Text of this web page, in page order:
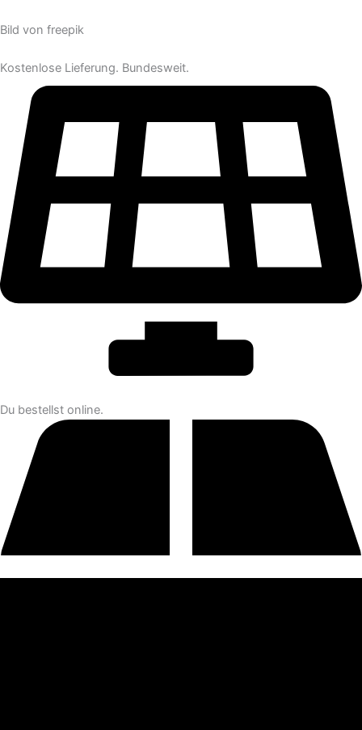
Bild von freepik
Kostenlose Lieferung. Bundesweit.
Du bestellst online.